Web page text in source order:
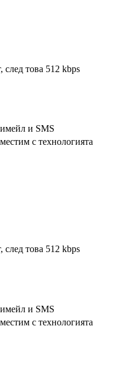
след това 512 kbps
и SMS
с технологията
след това 512 kbps
и SMS
с технологията